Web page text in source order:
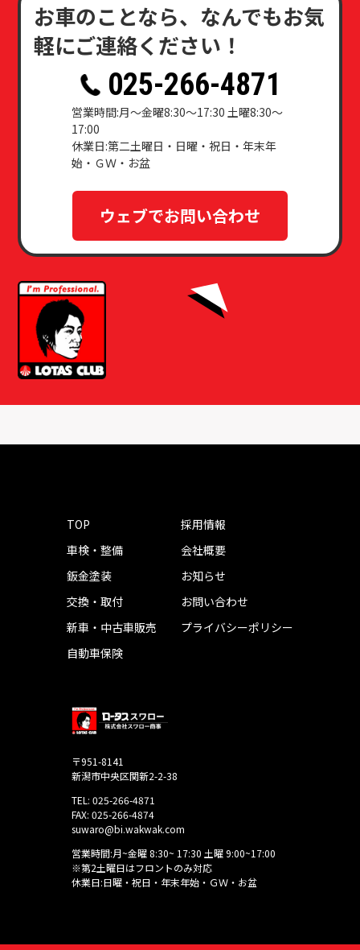
お車のことなら、なんでもお気
軽にご連絡ください！
025-266-4871
営業時間:月〜⾦曜8:30〜17:30 土曜8:30〜
17:00
休業日:第⼆土曜日・日曜・祝日・年末年
始・ＧＷ・お盆
ウェブでお問い合わせ
TOP
車検・整備
鈑金塗装
交換・取付
新車・中古車販売
自動車保険
採用情報
会社概要
お知らせ
お問い合わせ
プライバシーポリシー
〒951-8141
新潟市中央区関新2-2-38
TEL: 025-266-4871
FAX: 025-266-4874
suwaro@bi.wakwak.com
営業時間:月~金曜 8:30~ 17:30 土曜 9:00~17:00
※第2土曜日はフロントのみ対応
休業日:日曜・祝日・年末年始・ＧＷ・お盆